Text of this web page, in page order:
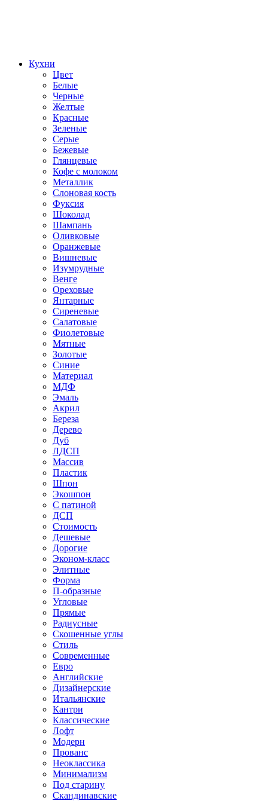
Кухни
Цвет
Белые
Черные
Желтые
Красные
Зеленые
Серые
Бежевые
Глянцевые
Кофе с молоком
Металлик
Слоновая кость
Фуксия
Шоколад
Шампань
Оливковые
Оранжевые
Вишневые
Изумрудные
Венге
Ореховые
Янтарные
Сиреневые
Салатовые
Фиолетовые
Мятные
Золотые
Синие
Материал
МДФ
Эмаль
Акрил
Береза
Дерево
Дуб
ЛДСП
Массив
Пластик
Шпон
Экошпон
С патиной
ДСП
Стоимость
Дешевые
Дорогие
Эконом-класс
Элитные
Форма
П-образные
Угловые
Прямые
Радиусные
Скошенные углы
Стиль
Современные
Евро
Английские
Дизайнерские
Итальянские
Кантри
Классические
Лофт
Модерн
Прованс
Неоклассика
Минимализм
Под старину
Скандинавские